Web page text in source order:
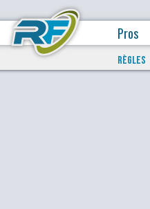
Pros
RÈGLES